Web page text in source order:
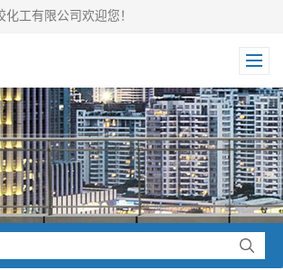
工有限公司欢迎您！